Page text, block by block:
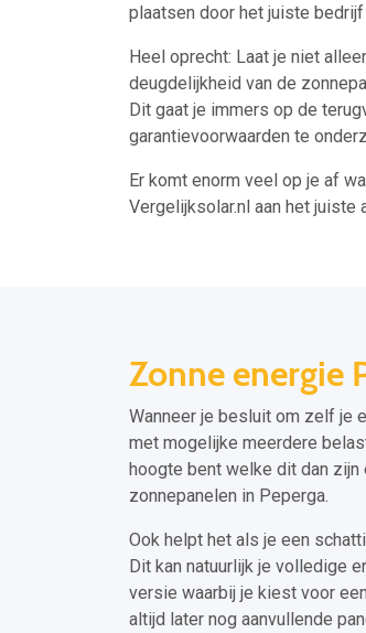
plaatsen door het juiste
Heel oprecht: Laat je niet
deugdelijkheid van de
Dit gaat je immers op de
garantievoorwaarden te
Er komt enorm veel op je af
Vergelijksolar.nl aan het juiste
Zonne energie
Wanneer je besluit om zelf je
met mogelijke meerdere
hoogte bent welke dit dan zijn
zonnepanelen in Peperga.
Ook helpt het als je een
Dit kan natuurlijk je volledige
versie waarbij je kiest voor
altijd later nog aanvullende